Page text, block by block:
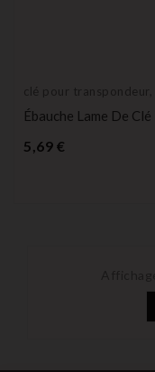
clé pour transpondeur,
Ébauche Lame De
5,69 €